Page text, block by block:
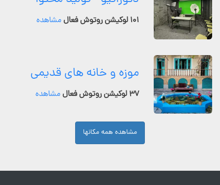
۱۰۱ لوکیشن روتوش فعال مشاهده
موزه و خانه های قدیمی
۳۷ لوکیشن روتوش فعال مشاهده
مشاهده همه مکانها